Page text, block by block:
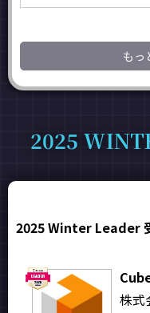
もっ
2025
2025 Winter Leader
株式